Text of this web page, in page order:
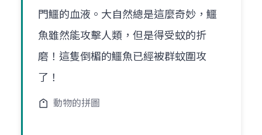
門鱷的血液。大自然總是這麼奇妙，鱷
魚雖然能攻擊人類，但是得受蚊的折
磨！這隻倒楣的鱷魚已經被群蚊圍攻
了！
動物的拼圖